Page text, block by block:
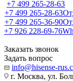
+7 499 265-28-63
+7 499 265-28-63
+7 499 265-36-90
+7 926 228-69-76
Заказать звонок
Задать вопрос
info@hisense-
г. Москва, ул.